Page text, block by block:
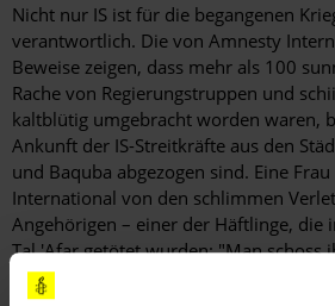
Nicht nur IS ist für die begangenen
verantwortlich. Die von Amnesty
Beweise zeigen, dass mehr als 100
Rache von Regierungstruppen und
kaltblütig umgebracht worden waren,
Ankunft der IS-Streitkräfte aus den
und Baquba abgezogen sind. Eine
International von den schlimmen
Angehörigen – einer der Häftlinge, die
Tal 'Afar getötet wurden: "Man schoss
den Kopf und in die Brust. Sein